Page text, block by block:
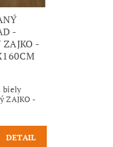
-
-
biely
ZAJKO -
DETAIL